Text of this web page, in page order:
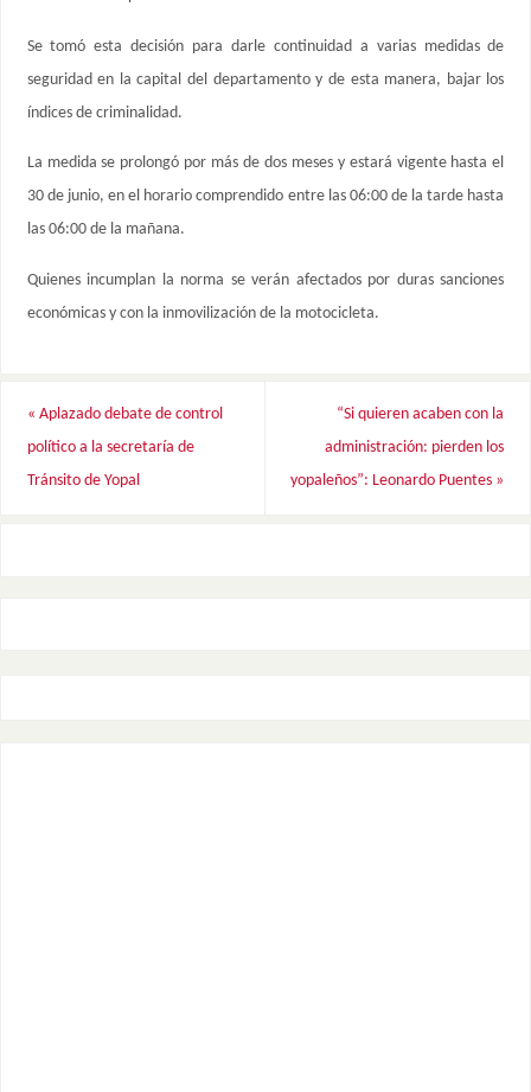
Se tomó esta decisión para darle continuidad a varias medidas de
seguridad en la capital del departamento y de esta manera, bajar los
índices de criminalidad.
La medida se prolongó por más de dos meses y estará vigente hasta el
30 de junio, en el horario comprendido entre las 06:00 de la tarde hasta
las 06:00 de la mañana.
Quienes incumplan la norma se verán afectados por duras sanciones
económicas y con la inmovilización de la motocicleta.
« Aplazado debate de control
político a la secretaría de
Tránsito de Yopal
“Si quieren acaben con la
administración: pierden los
yopaleños”: Leonardo Puentes »